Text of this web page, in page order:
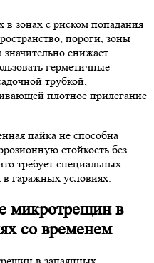
зонах с риском попадания
пороги, зоны
снижает
герметичные
трубкой,
плотное прилегание
пайка не способна
стойкость без
требует специальных
гаражных условиях.
микротрещин в
со временем